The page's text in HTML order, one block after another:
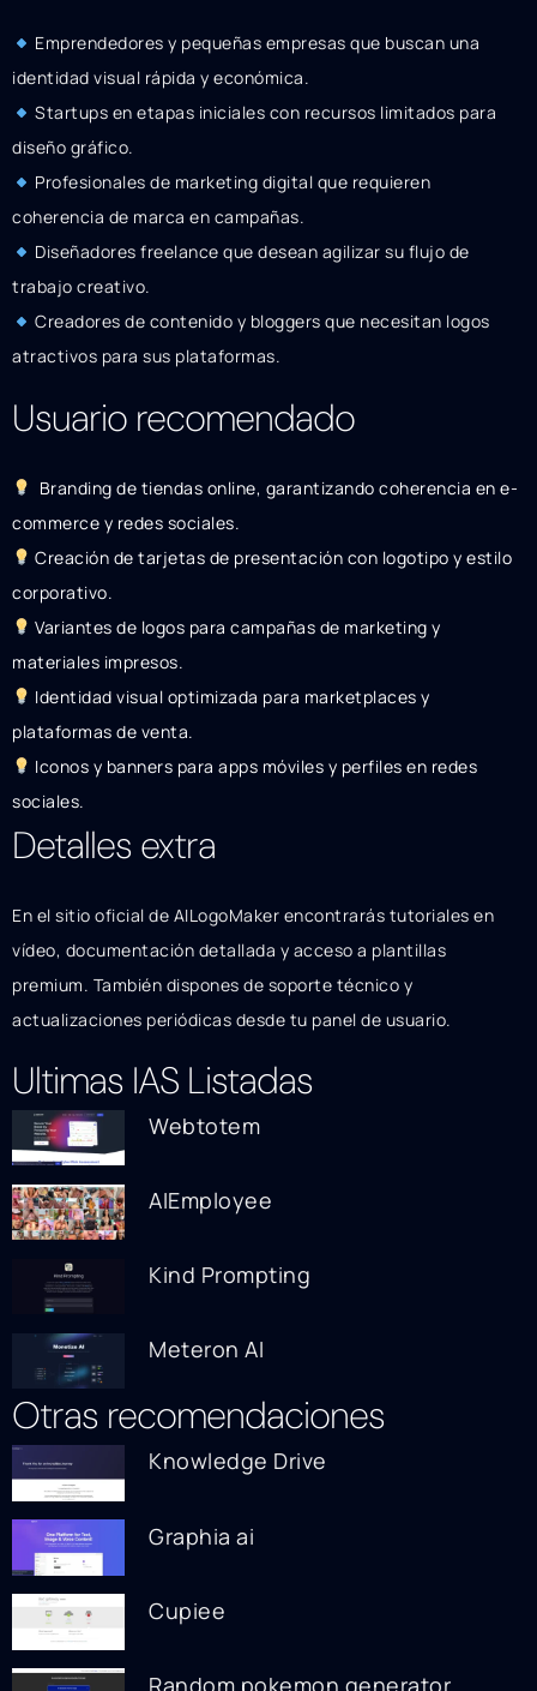
Emprendedores y pequeñas empresas que buscan una
identidad visual rápida y económica.
Startups en etapas iniciales con recursos limitados para
diseño gráfico.
Profesionales de marketing digital que requieren
coherencia de marca en campañas.
Diseñadores freelance que desean agilizar su flujo de
trabajo creativo.
Creadores de contenido y bloggers que necesitan logos
atractivos para sus plataformas.
Usuario recomendado
Branding de tiendas online, garantizando coherencia en e-
commerce y redes sociales.
Creación de tarjetas de presentación con logotipo y estilo
corporativo.
Variantes de logos para campañas de marketing y
materiales impresos.
Identidad visual optimizada para marketplaces y
plataformas de venta.
Iconos y banners para apps móviles y perfiles en redes
sociales.
Detalles extra
En el sitio oficial de AILogoMaker encontrarás tutoriales en
vídeo, documentación detallada y acceso a plantillas
premium. También dispones de soporte técnico y
actualizaciones periódicas desde tu panel de usuario.
Ultimas IAS Listadas
Webtotem
AIEmployee
Kind Prompting
Meteron AI
Otras recomendaciones
Knowledge Drive
Graphia ai
Cupiee
Random pokemon generator